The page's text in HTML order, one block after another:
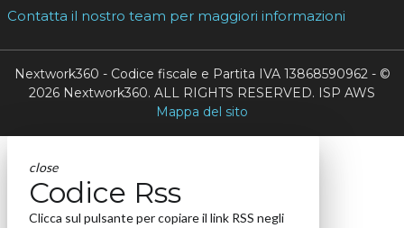
Contatta il nostro team per maggiori informazioni
Nextwork360 - Codice fiscale e Partita IVA 13868590962 - ©
2026 Nextwork360. ALL RIGHTS RESERVED. ISP AWS
Mappa del sito
close
Codice Rss
Clicca sul pulsante per copiare il link RSS negli